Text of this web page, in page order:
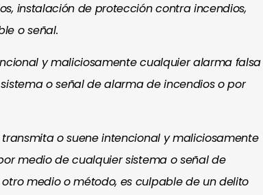
instalación de protección contra incendios,
o señal.
y maliciosamente cualquier alarma falsa
o señal de alarma de incendios o por
o suene intencional y maliciosamente
medio de cualquier sistema o señal de
medio o método, es culpable de un delito